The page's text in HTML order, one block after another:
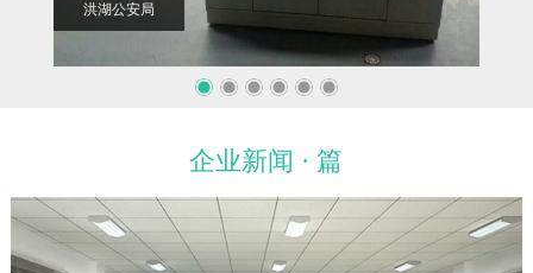
洪湖公安局
企业新闻 · 篇